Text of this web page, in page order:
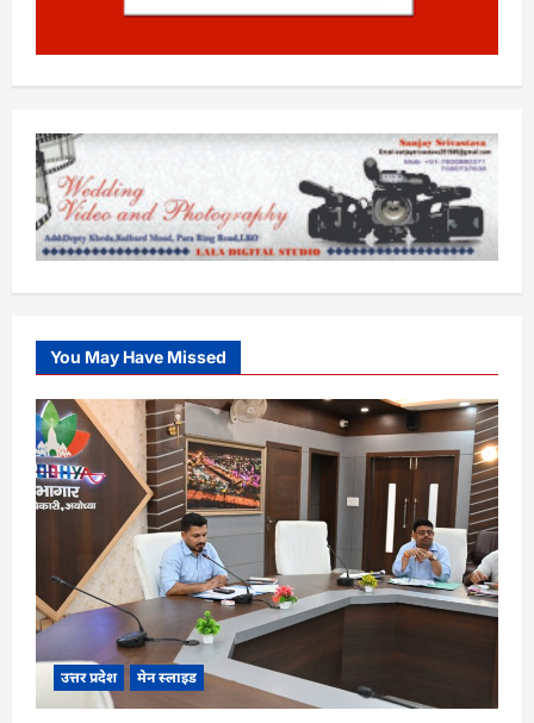
You May Have Missed
उत्तर प्रदेश मेन स्लाइड